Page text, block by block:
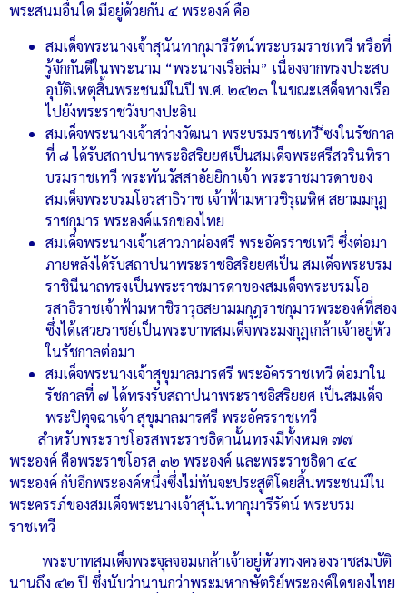
พระสนมอื่นใด มีอยู่ด้วยกัน ๔ พระองค์ คือ
สมเด็จพระนางเจ้าสุนันทากุมารีรัตน์พระบรมราชเทวี หรือที่
รู้จักกันดีในพระนาม “พระนางเรือล่ม” เนื่องจากทรงประสบ
อุบัติเหตุสิ้นพระชนม์ในปี พ.ศ. ๒๔๒๓ ในขณะเสด็จทางเรือ
ไปยังพระราชวังบางปะอิน
สมเด็จพระนางเจ้าสว่างวัฒนา พระบรมราชเทวี ึ่ซงในรัชกาล
ที่ ๘ ได้รับสถาปนาพระอิสริยยศเป็นสมเด็จพระศรีสวรินทิรา
บรมราชเทวี พระพันวัสสาอัยยิกาเจ้า พระราชมารดาของ
สมเด็จพระบรมโอรสาธิราช เจ้าฟ้ามหาวชิรุณหิศ สยามมกุฎ
ราชกุมาร พระองค์แรกของไทย
สมเด็จพระนางเจ้าเสาวภาผ่องศรี พระอัครราชเทวี ซึ่งต่อมา
ภายหลังได้รับสถาปนาพระราชอิสริยยศเป็น สมเด็จพระบรม
ราชินีนาถทรงเป็นพระราชมารดาของสมเด็จพระบรมโอ
รสาธิราชเจ้าฟ้ามหาชิราวุธสยามมกุฎราชกุมารพระองค์ที่สอง
ซึ่งได้เสวยราชย์เป็นพระบาทสมเด็จพระมงกุฎเกล้าเจ้าอยู่หัว
ในรัชกาลต่อมา
สมเด็จพระนางเจ้าสุขุมาลมารศรี พระอัครราชเทวี ต่อมาใน
รัชกาลที่ ๗ ได้ทรงรับสถาปนาพระราชอิสริยยศ เป็นสมเด็จ
พระปิตุจฉาเจ้า สุขุมาลมารศรี พระอัครราชเทวี
สำหรับพระราชโอรสพระราชธิดานั้นทรงมีทั้งหมด ๗๗
พระองค์ คือพระราชโอรส ๓๒ พระองค์ และพระราชธิดา ๔๔
พระองค์ กับอีกพระองค์หนึ่งซึ่งไม่ทันจะประสูติโดยสิ้นพระชนม์ใน
พระครรภ์ของสมเด็จพระนางเจ้าสุนันทากุมารีรัตน์ พระบรม
ราชเทวี
พระบาทสมเด็จพระจุลจอมเกล้าเจ้าอยู่หัวทรงครองราชสมบัติ
นานถึง ๔๒ ปี ซึ่งนับว่านานกว่าพระมหากษัตริย์พระองค์ใดของไทย